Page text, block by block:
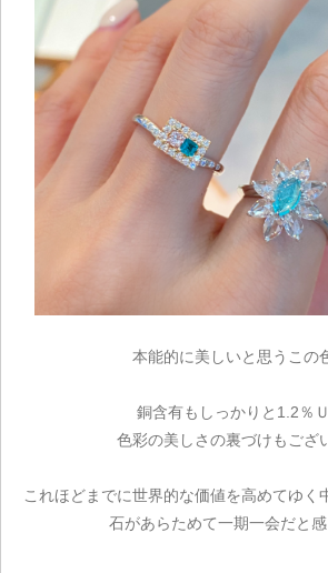
本能的に美しいと思うこの
銅含有もしっかりと1.2％
色彩の美しさの裏づけもござ
これほどまでに世界的な価値を高めてゆく
石があらためて一期一会だと感